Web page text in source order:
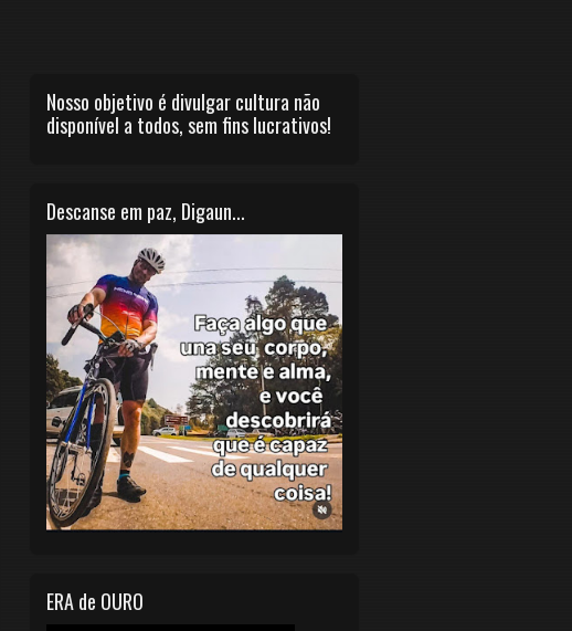
Nosso objetivo é divulgar cultura não
disponível a todos, sem fins lucrativos!
Descanse em paz, Digaun...
ERA de OURO